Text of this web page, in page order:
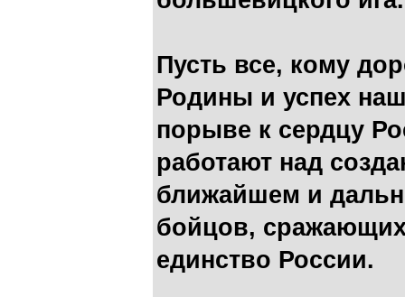
Пусть все, кому
Родины и успех
порыве к сердцу
работают над
ближайшем и
бойцов,
единство России.